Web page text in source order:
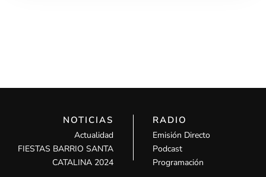
NOTICIAS
Actualidad
FIESTAS BARRIO SANTA
CATALINA 2024
RADIO
Emisión Directo
Podcast
Programación